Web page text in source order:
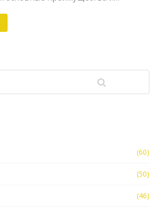
делится личным опытом и
о местах для дешёвого
(60)
(50)
(46)